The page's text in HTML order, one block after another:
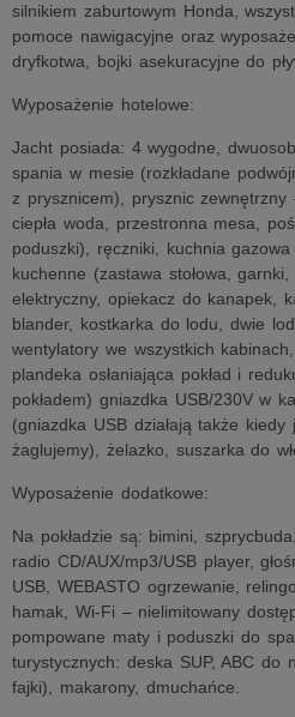
silnikiem zaburtowym Honda,
pomoce nawigacyjne oraz
dryfkotwa, bojki asekuracyjne do
Wyposażenie hotelowe:
Jacht posiada: 4 wygodne,
spania w mesie (rozkładane
z prysznicem), prysznic zewnętrzny
ciepła woda, przestronna mesa,
poduszki), ręczniki, kuchnia
kuchenne (zastawa stołowa,
elektryczny, opiekacz do kanapek,
blander, kostkarka do lodu, dwie
wentylatory we wszystkich
plandeka osłaniająca pokład i
pokładem) gniazdka USB/230V w
(gniazdka USB działają także
żaglujemy), żelazko, suszarka do
Wyposażenie dodatkowe:
Na pokładzie są: bimini,
radio CD/AUX/mp3/USB player,
USB, WEBASTO ogrzewanie,
hamak, Wi-Fi – nielimitowany
pompowane maty i poduszki do
turystycznych: deska SUP, ABC do
fajki), makarony, dmuchańce.